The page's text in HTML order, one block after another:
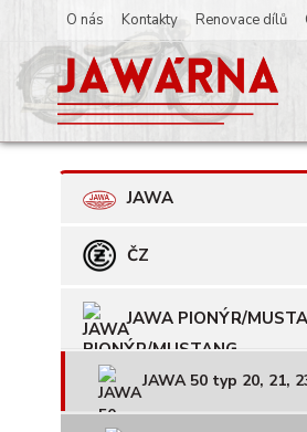
O nás Kontakty Renovace dílů
JAWA
ČZ
JAWA PIONÝR/
JAWA 50 typ 20, 21,